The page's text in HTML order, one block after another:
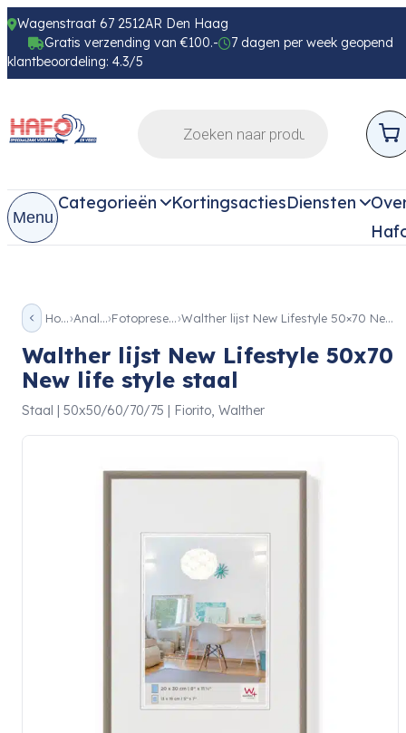
Wagenstraat 67 2512AR Den Haag
Gratis verzending van €100.-
7 dagen per week geopend
klantbeoordeling: 4.3/5
Menu
Categorieën KortingsactiesDiensten
Home Analoog Fotopresentatie Walther lijst New Lifestyle 50×70 New life style staal
Walther lijst New Lifestyle 50x70
New life style staal
Staal | 50x50/60/70/75 | Fiorito, Walther